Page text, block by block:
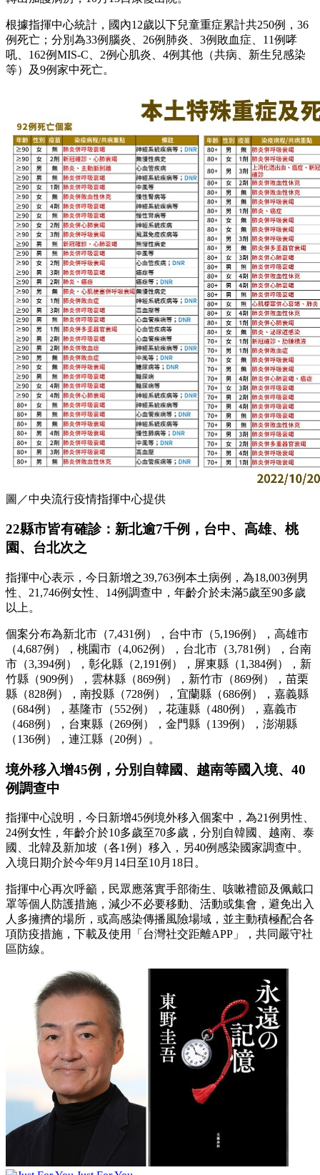
根據指揮中心統計，國內12歲以下兒童重症累計共250例，36
例死亡；分別為33例腦炎、26例肺炎、3例敗血症、11例哮
吼、162例MIS-C、2例心肌炎、4例其他（共病、新生兒感染
等）及9例家中死亡。
圖／中央流行疫情指揮中心提供
22縣市皆有確診：新北逾7千例，台中、高雄、桃
園、台北次之
指揮中心表示，今日新增之39,763例本土病例，為18,003例男
性、21,746例女性、14例調查中，年齡介於未滿5歲至90多歲
以上。
個案分布為新北市（7,431例），台中市（5,196例），高雄市
（4,687例），桃園市（4,062例），台北市（3,781例），台南
市（3,394例），彰化縣（2,191例），屏東縣（1,384例），新
竹縣（909例），雲林縣（869例），新竹市（869例），苗栗
縣（828例），南投縣（728例），宜蘭縣（686例），嘉義縣
（684例），基隆市（552例），花蓮縣（480例），嘉義市
（468例），台東縣（269例），金門縣（139例），澎湖縣
（136例），連江縣（20例）。
境外移入增45例，分別自韓國、越南等國入境、40
例調查中
指揮中心說明，今日新增45例境外移入個案中，為21例男性、
24例女性，年齡介於10多歲至70多歲，分別自韓國、越南、泰
國、北韓及新加坡（各1例）移入，另40例感染國家調查中。
入境日期介於今年9月14日至10月18日。
指揮中心再次呼籲，民眾應落實手部衛生、咳嗽禮節及佩戴口
罩等個人防護措施，減少不必要移動、活動或集會，避免出入
人多擁擠的場所，或高感染傳播風險場域，並主動積極配合各
項防疫措施，下載及使用「台灣社交距離APP」，共同嚴守社
區防線。